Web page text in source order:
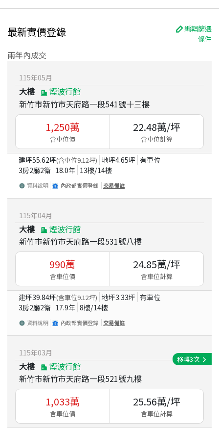
最新實價登錄
編輯篩選
條件
兩年內成交
115年05月
大樓
煙波行館
新竹市新竹市天府路一段541號十三樓
1,250萬
含車位價
22.48萬/坪
含車位計算
建坪55.62坪(含車位9.12坪) 地坪4.65坪 有車位
3房2廳2衛 18.0年 13樓/14樓
資料說明 內政部實價登錄 交易備註
115年04月
大樓
煙波行館
新竹市新竹市天府路一段531號八樓
990萬
含車位價
24.85萬/坪
含車位計算
建坪39.84坪(含車位9.12坪) 地坪3.33坪 有車位
3房2廳2衛 17.9年 8樓/14樓
資料說明 內政部實價登錄 交易備註
115年03月
大樓
煙波行館
新竹市新竹市天府路一段521號九樓
移轉3次
1,033萬
含車位價
25.56萬/坪
含車位計算